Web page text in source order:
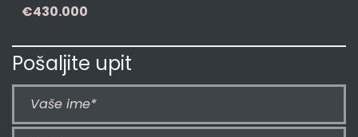
€430.000
Pošaljite upit